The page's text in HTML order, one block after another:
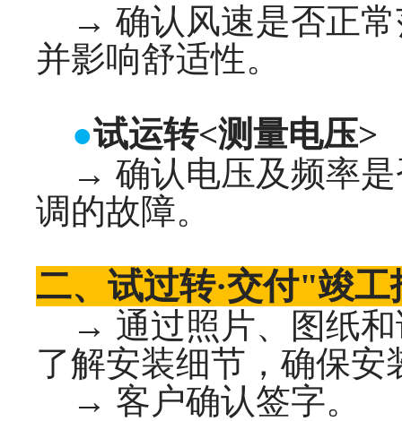
→ 确认风速是否正常
并影响舒适性。
●试运转<测量电压>
→ 确认电压及频率是
调的故障。
二、试过转·交付"竣
→ 通过照片、图纸和
了解安装细节，确保安
→ 客户确认签字。